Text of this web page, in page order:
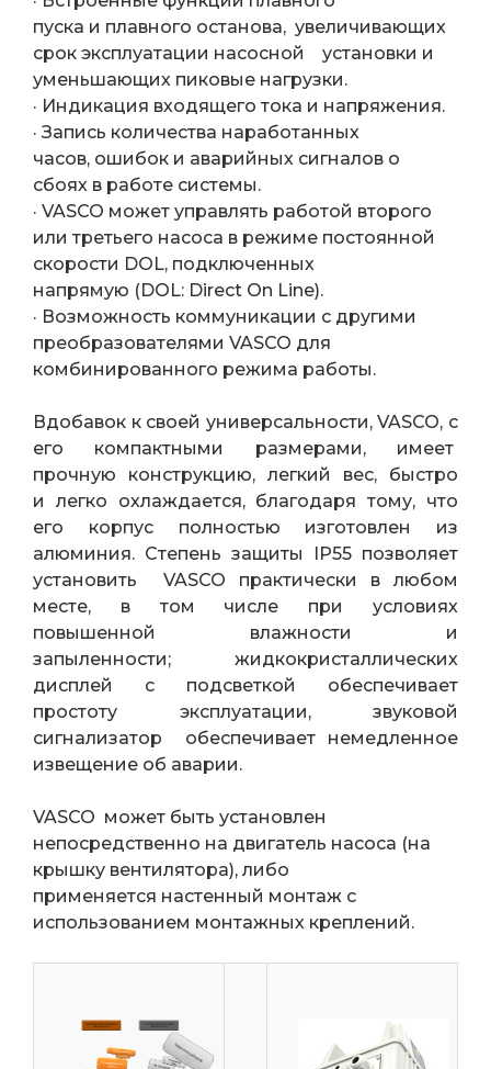
пуска и плавного останова, увеличивающих
срок эксплуатации насосной установки и
уменьшающих пиковые нагрузки.
· Индикация входящего тока и напряжения.
· Запись количества наработанных
часов, ошибок и аварийных сигналов о
сбоях в работе системы.
· VASCO может управлять работой второго
или третьего насоса в режиме постоянной
скорости DOL, подключенных
напрямую (DOL: Direct On Line).
· Возможность коммуникации с другими
преобразователями VASCO для
комбинированного режима работы.
Вдобавок к своей универсальности, VASCO, с
его компактными размерами, имеет
прочную конструкцию, легкий вес, быстро
и легко охлаждается, благодаря тому, что
его корпус полностью изготовлен из
алюминия. Степень защиты IP55 позволяет
установить VASCO практически в любом
месте, в том числе при условиях
повышенной влажности и
запыленности; жидкокристаллических
дисплей с подсветкой обеспечивает
простоту эксплуатации, звуковой
сигнализатор обеспечивает немедленное
извещение об аварии.
VASCO может быть установлен
непосредственно на двигатель насоса (на
крышку вентилятора), либо
применяется настенный монтаж с
использованием монтажных креплений.